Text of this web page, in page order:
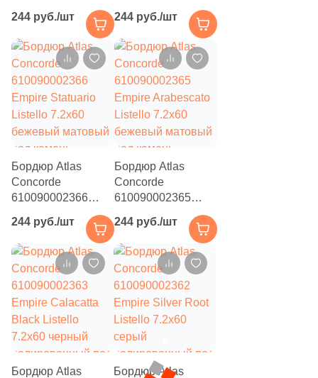
60x120 ( 1)
60x60 (14)
80x80 (1)
120x120 (7)
2.5x2.5 (2)
3х5 (32)
5х25 (2 )
7.2x7.2 (5)
7.4x14.8 (1 )
7.5x7.5 (12)
7.2x29.3 (4)
Empire Calacatta
Diamond Listello
7.2x60 бежевый
матовый под
камень
244 руб./шт
Empire Lasa Listello
7.2x60 бежевый
матовый под
камень
244 руб./шт
Бордюр Atlas
Concorde
610090002366
Empire Statuario
Listello 7.2x60
бежевый матовый
под камень
244 руб./шт
Бордюр Atlas
Concorde
610090002365
Empire Arabescato
Listello 7.2x60
бежевый матовый
под камень
244 руб./шт
Бордюр Atlas Бордюр Atlas